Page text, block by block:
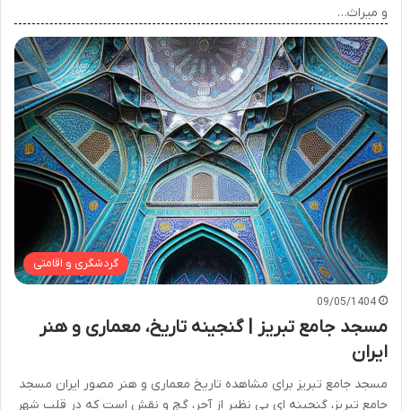
و میراث…
گردشگری و اقامتی
09/05/1404
مسجد جامع تبریز | گنجینه تاریخ، معماری و هنر
ایران
مسجد جامع تبریز برای مشاهده تاریخ معماری و هنر مصور ایران مسجد
جامع تبریز، گنجینه ای بی نظیر از آجر، گچ و نقش است که در قلب شهر